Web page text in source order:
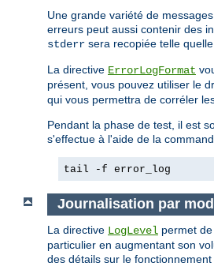
Une grande variété de
erreurs peut aussi contenir des
stderr sera recopiée telle
La directive ErrorLogFormat
présent, vous pouvez utiliser le
qui vous permettra de corréler
Pendant la phase de test, il est
s'effectue à l'aide de la
tail -f error_log
Journalisation par
La directive LogLevel permet
particulier en augmentant son
des détails sur le